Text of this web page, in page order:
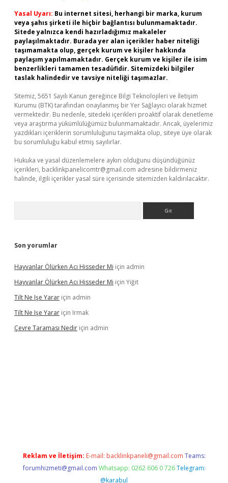
Yasal Uyarı: Bu internet sitesi, herhangi bir marka, kurum
veya şahıs şirketi ile hiçbir bağlantısı bulunmamaktadır.
Sitede yalnızca kendi hazırladığımız makaleler
paylaşılmaktadır. Burada yer alan içerikler haber niteliği
taşımamakta olup, gerçek kurum ve kişiler hakkında
paylaşım yapılmamaktadır. Gerçek kurum ve kişiler ile isim
benzerlikleri tamamen tesadüfidir. Sitemizdeki bilgiler
taslak halindedir ve tavsiye niteliği taşımazlar.
Sitemiz, 5651 Sayılı Kanun gereğince Bilgi Teknolojileri ve İletişim
Kurumu (BTK) tarafından onaylanmış bir Yer Sağlayıcı olarak hizmet
vermektedir. Bu nedenle, sitedeki içerikleri proaktif olarak denetleme
veya araştırma yükümlülüğümüz bulunmamaktadır. Ancak, üyelerimiz
yazdıkları içeriklerin sorumluluğunu taşımakta olup, siteye üye olarak
bu sorumluluğu kabul etmiş sayılırlar.
Hukuka ve yasal düzenlemelere aykırı olduğunu düşündüğünüz
içerikleri, backlinkpanelicomtr@gmail.com adresine bildirmeniz
halinde, ilgili içerikler yasal süre içerisinde sitemizden kaldırılacaktır.
Son yorumlar
Hayvanlar Ölürken Acı Hisseder Mi için admin
Hayvanlar Ölürken Acı Hisseder Mi için Yiğit
Tilt Ne Işe Yarar için admin
Tilt Ne Işe Yarar için Irmak
Çevre Taraması Nedir için admin
Reklam ve İletişim: E-mail: backlinkpaneli@gmail.com Teams:
forumhizmeti@gmail.com Whatsapp: 0262 606 0 726 Telegram:
@karabul